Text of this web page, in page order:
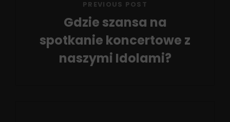
PREVIOUS POST
Gdzie szansa na
spotkanie koncertowe z
naszymi Idolami?